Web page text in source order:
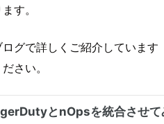
す。
グで詳しくご紹介しています
さい。